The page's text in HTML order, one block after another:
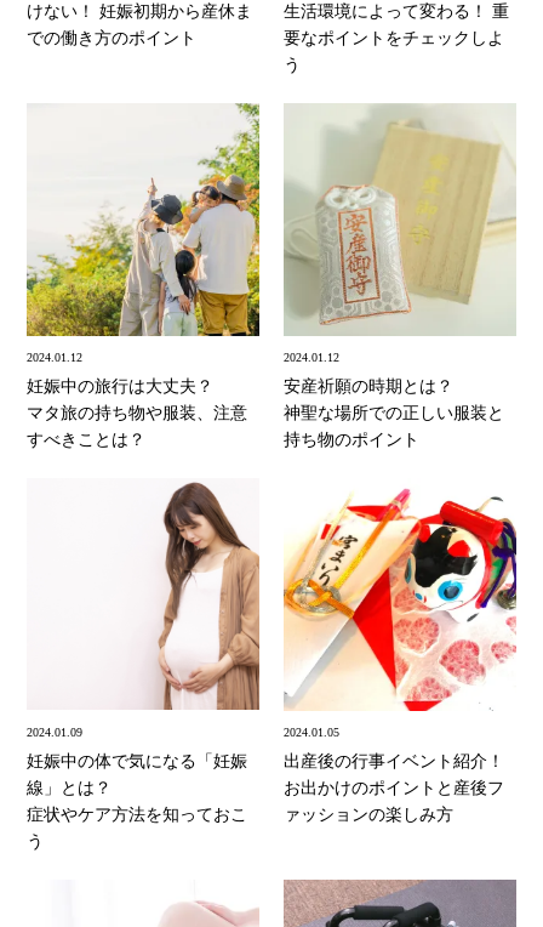
けない！ 妊娠初期から産休ま
での働き方のポイント
生活環境によって変わる！ 重
要なポイントをチェックしよ
う
2024.01.12
妊娠中の旅行は大丈夫？
マタ旅の持ち物や服装、注意
すべきことは？
2024.01.12
安産祈願の時期とは？
神聖な場所での正しい服装と
持ち物のポイント
2024.01.09
妊娠中の体で気になる「妊娠
線」とは？
症状やケア方法を知っておこ
う
2024.01.05
出産後の行事イベント紹介！
お出かけのポイントと産後フ
ァッションの楽しみ方